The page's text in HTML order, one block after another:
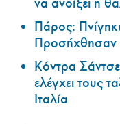
να ανοίξει η
Πάρος:
Προσήχθησαν
Κόντρα
ελέγχει τους
Ιταλία